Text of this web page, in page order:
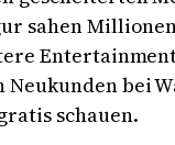
sahen
Neukunden bei
schauen.